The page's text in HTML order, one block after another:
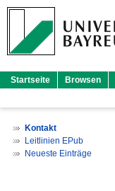
Startseite Browsen
Kontakt
Leitlinien EPub
Neueste Einträge